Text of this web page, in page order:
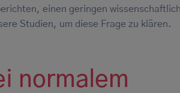
einen geringen
Studien, um diese Frage zu klären.
normalem